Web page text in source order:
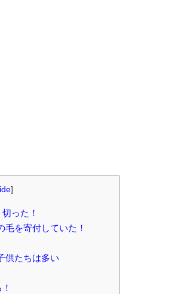
]
った！
毛を寄付していた！
供たちは多い